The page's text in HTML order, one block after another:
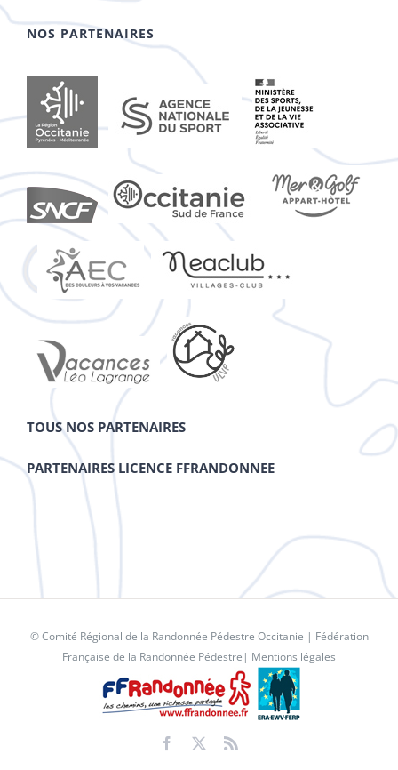
NOS PARTENAIRES
TOUS NOS PARTENAIRES
PARTENAIRES LICENCE FFRANDONNEE
© Comité Régional de la Randonnée Pédestre Occitanie | Fédération
Française de la Randonnée Pédestre | Mentions légales
Facebook